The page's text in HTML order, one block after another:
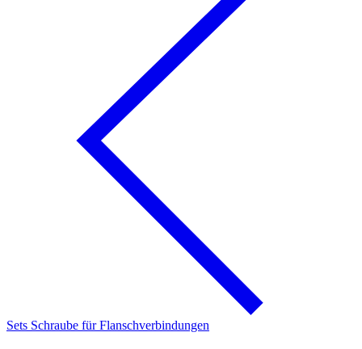
Sets Schraube für Flanschverbindungen